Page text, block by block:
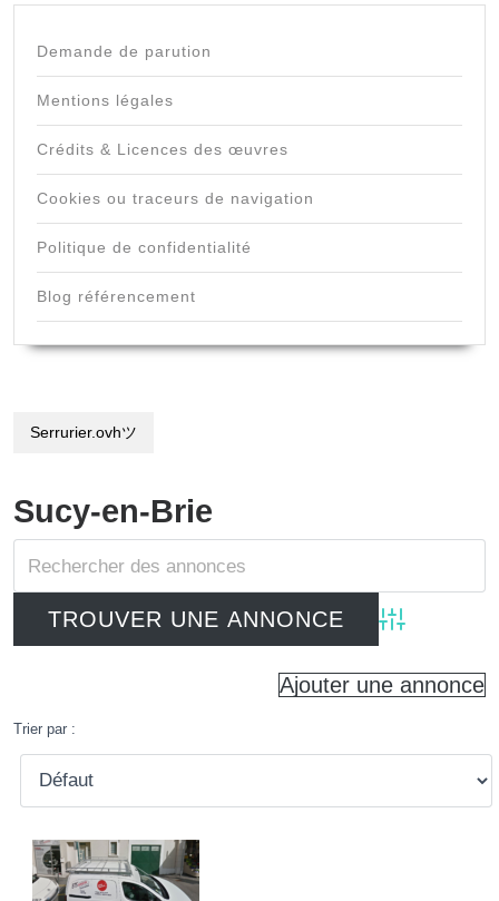
Demande de parution
Mentions légales
Crédits & Licences des œuvres
Cookies ou traceurs de navigation
Politique de confidentialité
Blog référencement
Serrurier.ovhツ
Sucy-en-Brie
Advanced
Ajouter une annonce
Trier par :